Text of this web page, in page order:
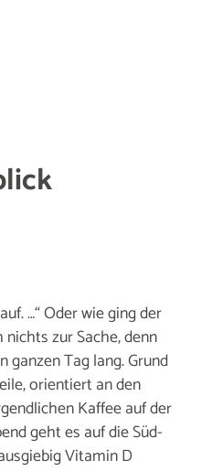
…“ Oder wie ging der
zur Sache, denn
ganzen Tag lang. Grund
orientiert an den
Kaffee auf der
geht es auf die Süd-
Vitamin D